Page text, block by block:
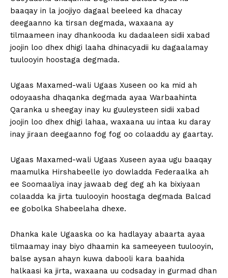
baaqay in la joojiyo dagaal beeleed ka dhacay
deegaanno ka tirsan degmada, waxaana ay
tilmaameen inay dhankooda ku dadaaleen sidii xabad
joojin loo dhex dhigi laaha dhinacyadii ku dagaalamay
tuulooyin hoostaga degmada.
Ugaas Maxamed-wali Ugaas Xuseen oo ka mid ah
odoyaasha dhaqanka degmada ayaa Warbaahinta
Qaranka u sheegay inay ku guuleysteen sidii xabad
joojin loo dhex dhigi lahaa, waxaana uu intaa ku daray
inay jiraan deegaanno fog fog oo colaaddu ay gaartay.
Ugaas Maxamed-wali Ugaas Xuseen ayaa ugu baaqay
maamulka Hirshabeelle iyo dowladda Federaalka ah
ee Soomaaliya inay jawaab deg deg ah ka bixiyaan
colaadda ka jirta tuulooyin hoostaga degmada Balcad
ee gobolka Shabeelaha dhexe.
Dhanka kale Ugaaska oo ka hadlayay abaarta ayaa
tilmaamay inay biyo dhaamin ka sameeyeen tuulooyin,
balse aysan ahayn kuwa dabooli kara baahida
halkaasi ka jirta, waxaana uu codsaday in gurmad dhan